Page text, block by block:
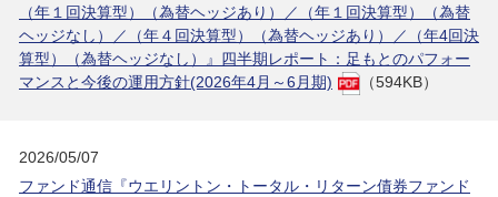
（年１回決算型）（為替ヘッジあり）／（年１回決算型）（為替
ヘッジなし）／（年４回決算型）（為替ヘッジあり）／（年4回決
算型）（為替ヘッジなし）』四半期レポート：足もとのパフォー
マンスと今後の運用方針(2026年4月～6月期)
（594KB）
2026/05/07
ファンド通信『ウエリントン・トータル・リターン債券ファンド